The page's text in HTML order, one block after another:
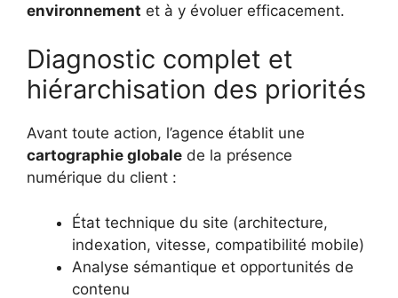
environnement et à y évoluer efficacement.
Diagnostic complet et
hiérarchisation des priorités
Avant toute action, l’agence établit une
cartographie globale de la présence
numérique du client :
État technique du site (architecture,
indexation, vitesse, compatibilité mobile)
Analyse sémantique et opportunités de
contenu